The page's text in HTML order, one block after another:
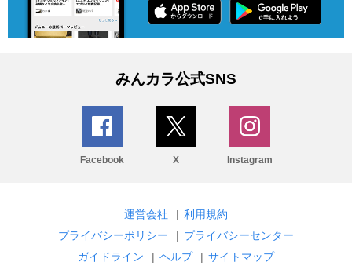
みんカラ公式SNS
Facebook X Instagram
運営会社 | 利用規約
プライバシーポリシー
| プライバシーセンター
ガイドライン
| ヘルプ | サイトマップ